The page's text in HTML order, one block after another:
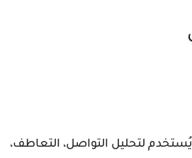
لتحليل التواصل، التعاطف،